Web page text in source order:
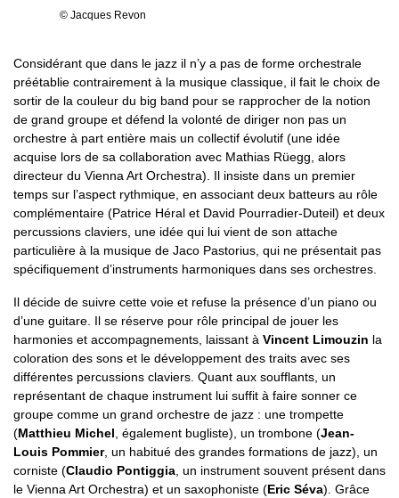
© Jacques Revon
Considérant que dans le jazz il n’y a pas de forme orchestrale
préétablie contrairement à la musique classique, il fait le choix de
sortir de la couleur du big band pour se rapprocher de la notion
de grand groupe et défend la volonté de diriger non pas un
orchestre à part entière mais un collectif évolutif (une idée
acquise lors de sa collaboration avec Mathias Rüegg, alors
directeur du Vienna Art Orchestra). Il insiste dans un premier
temps sur l’aspect rythmique, en associant deux batteurs au rôle
complémentaire (Patrice Héral et David Pourradier-Duteil) et deux
percussions claviers, une idée qui lui vient de son attache
particulière à la musique de Jaco Pastorius, qui ne présentait pas
spécifiquement d’instruments harmoniques dans ses orchestres.
Il décide de suivre cette voie et refuse la présence d’un piano ou
d’une guitare. Il se réserve pour rôle principal de jouer les
harmonies et accompagnements, laissant à Vincent Limouzin la
coloration des sons et le développement des traits avec ses
différentes percussions claviers. Quant aux soufflants, un
représentant de chaque instrument lui suffit à faire sonner ce
groupe comme un grand orchestre de jazz : une trompette
(Matthieu Michel , également bugliste), un trombone (Jean-
Louis Pommier, un habitué des grandes formations de jazz), un
corniste (Claudio Pontiggia , un instrument souvent présent dans
le Vienna Art Orchestra) et un saxophoniste (Eric Séva). Grâce